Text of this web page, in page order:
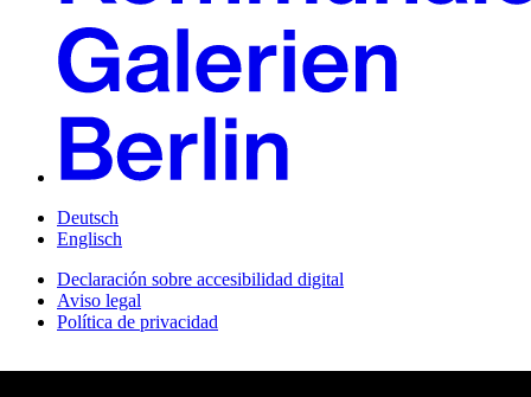
Deutsch
Englisch
Declaración sobre accesibilidad digital
Aviso legal
Política de privacidad